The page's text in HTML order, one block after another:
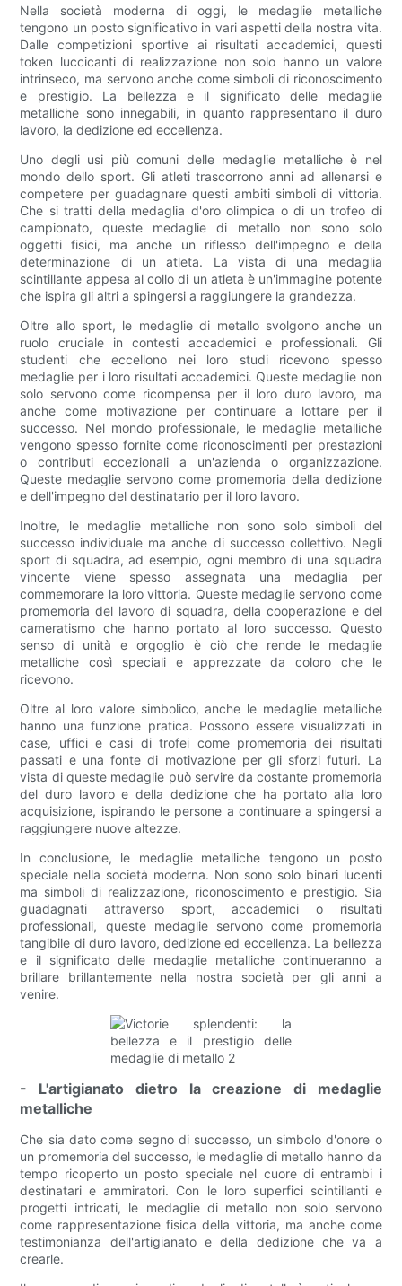
Nella società moderna di oggi, le medaglie metalliche
tengono un posto significativo in vari aspetti della nostra vita.
Dalle competizioni sportive ai risultati accademici, questi
token luccicanti di realizzazione non solo hanno un valore
intrinseco, ma servono anche come simboli di riconoscimento
e prestigio. La bellezza e il significato delle medaglie
metalliche sono innegabili, in quanto rappresentano il duro
lavoro, la dedizione ed eccellenza.
Uno degli usi più comuni delle medaglie metalliche è nel
mondo dello sport. Gli atleti trascorrono anni ad allenarsi e
competere per guadagnare questi ambiti simboli di vittoria.
Che si tratti della medaglia d'oro olimpica o di un trofeo di
campionato, queste medaglie di metallo non sono solo
oggetti fisici, ma anche un riflesso dell'impegno e della
determinazione di un atleta. La vista di una medaglia
scintillante appesa al collo di un atleta è un'immagine potente
che ispira gli altri a spingersi a raggiungere la grandezza.
Oltre allo sport, le medaglie di metallo svolgono anche un
ruolo cruciale in contesti accademici e professionali. Gli
studenti che eccellono nei loro studi ricevono spesso
medaglie per i loro risultati accademici. Queste medaglie non
solo servono come ricompensa per il loro duro lavoro, ma
anche come motivazione per continuare a lottare per il
successo. Nel mondo professionale, le medaglie metalliche
vengono spesso fornite come riconoscimenti per prestazioni
o contributi eccezionali a un'azienda o organizzazione.
Queste medaglie servono come promemoria della dedizione
e dell'impegno del destinatario per il loro lavoro.
Inoltre, le medaglie metalliche non sono solo simboli del
successo individuale ma anche di successo collettivo. Negli
sport di squadra, ad esempio, ogni membro di una squadra
vincente viene spesso assegnata una medaglia per
commemorare la loro vittoria. Queste medaglie servono come
promemoria del lavoro di squadra, della cooperazione e del
cameratismo che hanno portato al loro successo. Questo
senso di unità e orgoglio è ciò che rende le medaglie
metalliche così speciali e apprezzate da coloro che le
ricevono.
Oltre al loro valore simbolico, anche le medaglie metalliche
hanno una funzione pratica. Possono essere visualizzati in
case, uffici e casi di trofei come promemoria dei risultati
passati e una fonte di motivazione per gli sforzi futuri. La
vista di queste medaglie può servire da costante promemoria
del duro lavoro e della dedizione che ha portato alla loro
acquisizione, ispirando le persone a continuare a spingersi a
raggiungere nuove altezze.
In conclusione, le medaglie metalliche tengono un posto
speciale nella società moderna. Non sono solo binari lucenti
ma simboli di realizzazione, riconoscimento e prestigio. Sia
guadagnati attraverso sport, accademici o risultati
professionali, queste medaglie servono come promemoria
tangibile di duro lavoro, dedizione ed eccellenza. La bellezza
e il significato delle medaglie metalliche continueranno a
brillare brillantemente nella nostra società per gli anni a
venire.
- L'artigianato dietro la creazione di medaglie
metalliche
Che sia dato come segno di successo, un simbolo d'onore o
un promemoria del successo, le medaglie di metallo hanno da
tempo ricoperto un posto speciale nel cuore di entrambi i
destinatari e ammiratori. Con le loro superfici scintillanti e
progetti intricati, le medaglie di metallo non solo servono
come rappresentazione fisica della vittoria, ma anche come
testimonianza dell'artigianato e della dedizione che va a
crearle.